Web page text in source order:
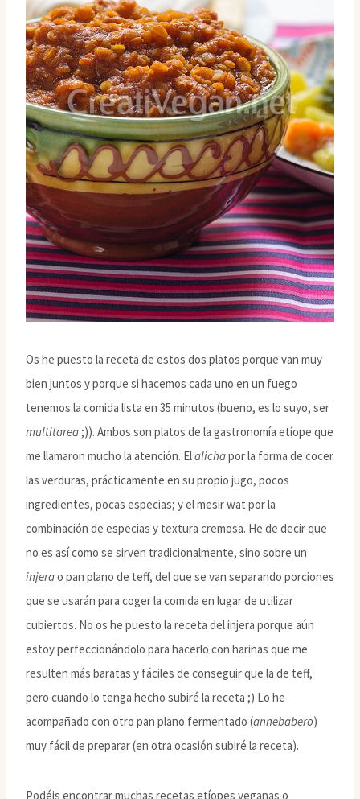
Os he puesto la receta de estos dos platos porque van muy
bien juntos y porque si hacemos cada uno en un fuego
tenemos la comida lista en 35 minutos (bueno, es lo suyo, ser
multitarea;)). Ambos son platos de la gastronomía etíope que
me llamaron mucho la atención. Elalichapor la forma de cocer
las verduras, prácticamente en su propio jugo, pocos
ingredientes, pocas especias; y el mesir wat por la
combinación de especias y textura cremosa. He de decir que
no es así como se sirven tradicionalmente, sino sobre un
injerao pan plano de teff, del que se van separando porciones
que se usarán para coger la comida en lugar de utilizar
cubiertos. No os he puesto la receta del injera porque aún
estoy perfeccionándolo para hacerlo con harinas que me
resulten más baratas y fáciles de conseguir que la de teff,
pero cuando lo tenga hecho subiré la receta ;) Lo he
acompañado con otro pan plano fermentado (annebabero)
muy fácil de preparar (en otra ocasión subiré la receta).
Podéis encontrar muchas recetas etíopes veganas o